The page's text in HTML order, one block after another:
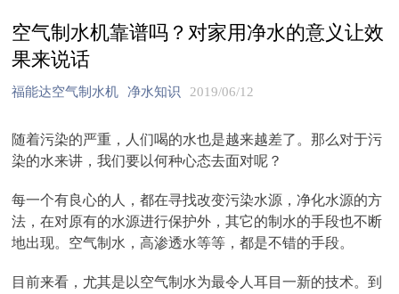
空气制水机靠谱吗？对家用净水的意义让效
果来说话
福能达空气制水机 净水知识 2019/06/12
随着污染的严重，人们喝的水也是越来越差了。那么对于污
染的水来讲，我们要以何种心态去面对呢？
每一个有良心的人，都在寻找改变污染水源，净化水源的方
法，在对原有的水源进行保护外，其它的制水的手段也不断
地出现。空气制水，高渗透水等等，都是不错的手段。
目前来看，尤其是以空气制水为最令人耳目一新的技术。到